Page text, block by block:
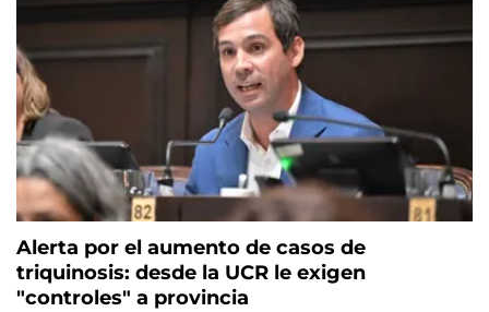
Alerta por el aumento de casos de
triquinosis: desde la UCR le exigen
"controles" a provincia